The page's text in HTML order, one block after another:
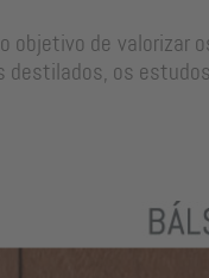
objetivo de valorizar
os